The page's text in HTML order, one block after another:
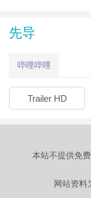
先导
哔哩哔哩
Trailer HD
本站不提供免
网站资料